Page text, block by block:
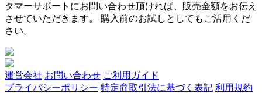
タマーサポートにお問い合わせ頂ければ、販売金額をお伝え
させていただきます。 購入前のお試しとしてもご活用くだ
さい。
運営会社 お問い合わせ ご利用ガイド
プライバシーポリシー 特定商取引法に基づく表記 利用規約